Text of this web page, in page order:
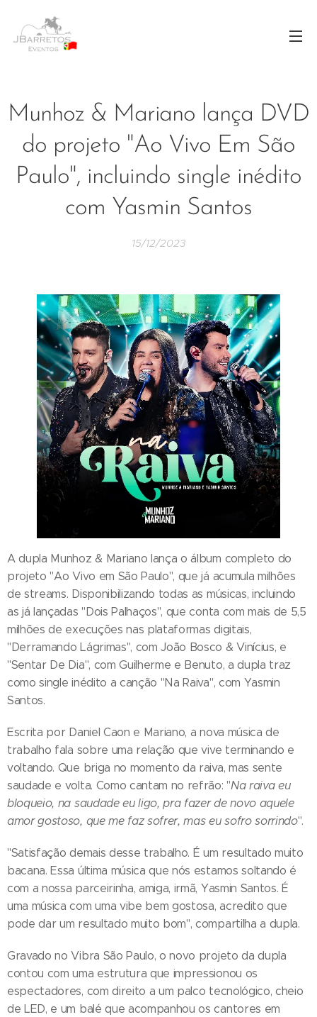
Munhoz & Mariano lança DVD
do projeto "Ao Vivo Em São
Paulo", incluindo single inédito
com Yasmin Santos
15/12/2023
A dupla Munhoz & Mariano lança o álbum completo do
projeto "Ao Vivo em São Paulo", que já acumula milhões
de streams. Disponibilizando todas as músicas, incluindo
as já lançadas "Dois Palhaços", que conta com mais de 5,5
milhões de execuções nas plataformas digitais,
"Derramando Lágrimas", com João Bosco & Vinícius, e
"Sentar De Dia", com Guilherme e Benuto, a dupla traz
como single inédito a canção "Na Raiva", com Yasmin
Santos.
Escrita por Daniel Caon e Mariano, a nova música de
trabalho fala sobre uma relação que vive terminando e
voltando. Que briga no momento da raiva, mas sente
saudade e volta. Como cantam no refrão: "Na raiva eu
bloqueio, na saudade eu ligo, pra fazer de novo aquele
amor gostoso, que me faz sofrer, mas eu sofro sorrindo".
"Satisfação demais desse trabalho. É um resultado muito
bacana. Essa última música que nós estamos soltando é
com a nossa parceirinha, amiga, irmã, Yasmin Santos. É
uma música com uma vibe bem gostosa, acredito que
pode dar um resultado muito bom", compartilha a dupla.
Gravado no Vibra São Paulo, o novo projeto da dupla
contou com uma estrutura que impressionou os
espectadores, com direito a um palco tecnológico, cheio
de LED, e um balé que acompanhou os cantores em